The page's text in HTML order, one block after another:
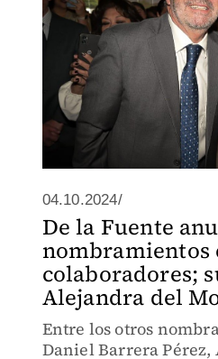
04.10.2024/
De la Fuente
nombramientos
colaboradores;
Alejandra del
Entre los otros
Daniel Barrera Pérez,